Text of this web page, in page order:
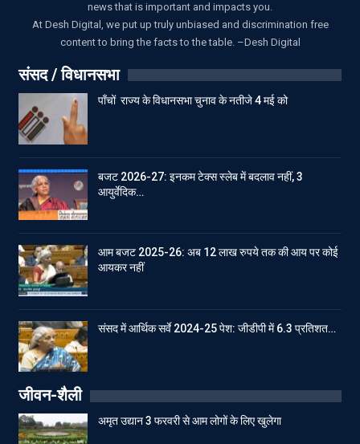
news that is important and impacts you.
At Desh Digital, we put up truly unbiased and discrimination free
content to bring the facts to the table. –Desh Digital
संसद / विधानसभा
पाँचों राज्य के विधानसभा चुनाव के नतीजे 4 मई को
बजट 2026-27: इनकम टेक्स स्लेब में बदलाव नहीं, 3
आयुर्वेदिक…
आम बजट 2025-26: अब 12 लाख रुपये तक की आय पर कोई
आयकर नहीं
संसद में आर्थिक सर्वे 2024-25 पेश: जीडीपी में 6.3 प्रतिशत…
जीवन-शैली
अमृत उद्यान 3 फरवरी से आम लोगों के लिए खुलेगा